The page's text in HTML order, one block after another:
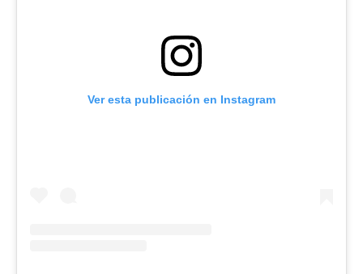
Ver esta publicación en Instagram